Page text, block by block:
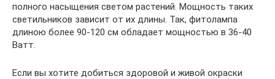
полного насыщения светом растений. Мощность таких
светильников зависит от их длины. Так, фитолампа
длиною более 90-120 см обладает мощностью в 36-40
Ватт.
Если вы хотите добиться здоровой и живой окраски